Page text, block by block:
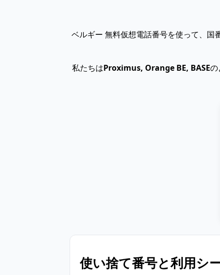
ベルギー 無料仮想電話番号を使って、国
私たちはProximus, Orange BE, BASEの
使い捨て番号と利用シ